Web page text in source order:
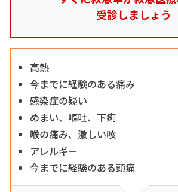
受診しましょう
高熱
今までに経験のある痛み
感染症の疑い
めまい、嘔吐、下痢
喉の痛み、激しい咳
アレルギー
今までに経験のある頭痛